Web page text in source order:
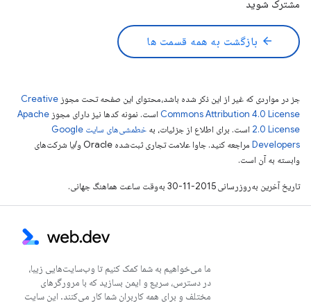
مشترک شوید
arrow_back بازگشت به همه قسمت ها
جز در مواردی که غیر از این ذکر شده باشد،‌محتوای این صفحه تحت مجوز Creative
Commons Attribution 4.0 License است. نمونه کدها نیز دارای مجوز Apache
2.0 License است. برای اطلاع از جزئیات، به
خطمشی‌های سایت Google
Developers‏
مراجعه کنید. جاوا علامت تجاری ثبت‌شده Oracle و/یا شرکت‌های
وابسته به آن است.
تاریخ آخرین به‌روزرسانی 2015-11-30 به‌وقت ساعت هماهنگ جهانی.
ما می‌خواهیم به شما کمک کنیم تا وب‌سایت‌هایی زیبا،
در دسترس، سریع و ایمن بسازید که با مرورگرهای
مختلف و برای همه کاربران شما کار می‌کنند. این سایت